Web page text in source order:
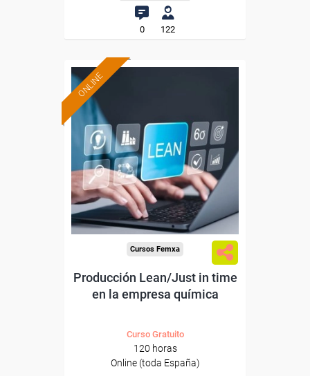
0 122
ONLINE
Para desempleados,
trabajadores y autónomos.
Sector
-Industria Química.
Cursos Femxa
Producción Lean/Just in time
en la empresa química
Curso Gratuito
120 horas
Online (toda España)